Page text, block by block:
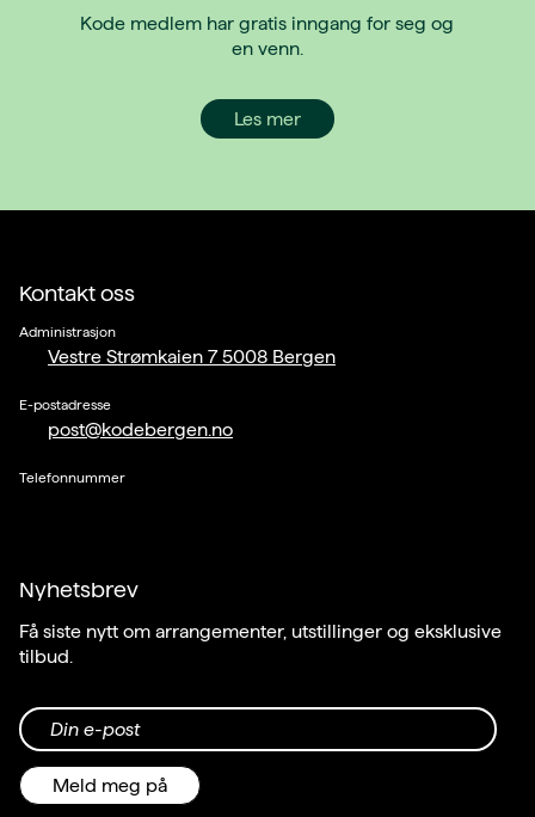
Kode medlem har gratis inngang for seg og
en venn.
Les mer
Kontakt oss
Administrasjon
Vestre Strømkaien 7 5008 Bergen
E-postadresse
post@kodebergen.no
Telefonnummer
Nyhetsbrev
Få siste nytt om arrangementer, utstillinger og eksklusive
tilbud.
Din e-post
Meld meg på